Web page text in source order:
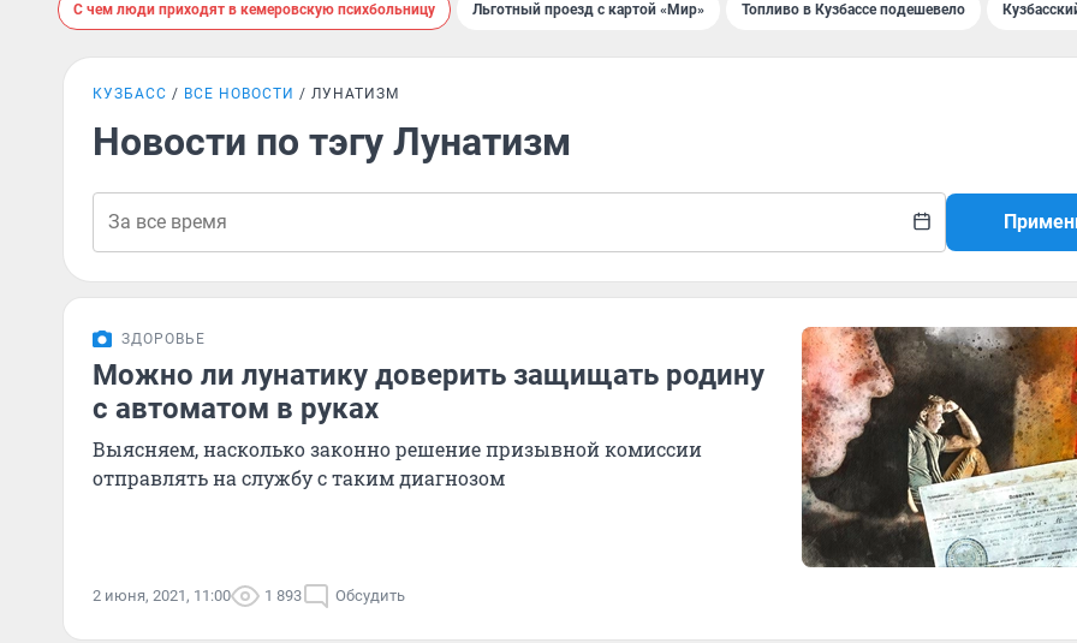
С чем люди приходят в кемеровскую психбольницу Льготный проезд с картой «Мир» Топливо в Кузбассе подешевело
КУЗБАСС ВСЕ НОВОСТИ ЛУНАТИЗМ
Новости по тэгу Лунатизм
ЗДОРОВЬЕ
Можно ли лунатику доверить защищать родину
с автоматом в руках
Выясняем, насколько законно решение призывной комиссии
отправлять на службу с таким диагнозом
2 июня, 2021, 11:00 1 893 Обсудить